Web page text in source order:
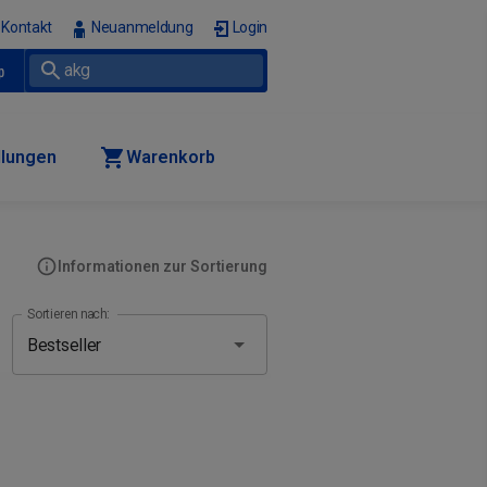
Kontakt Neuanmeldung Login
Warenkorb
Informationen zur Sortierung
Sortieren nach: